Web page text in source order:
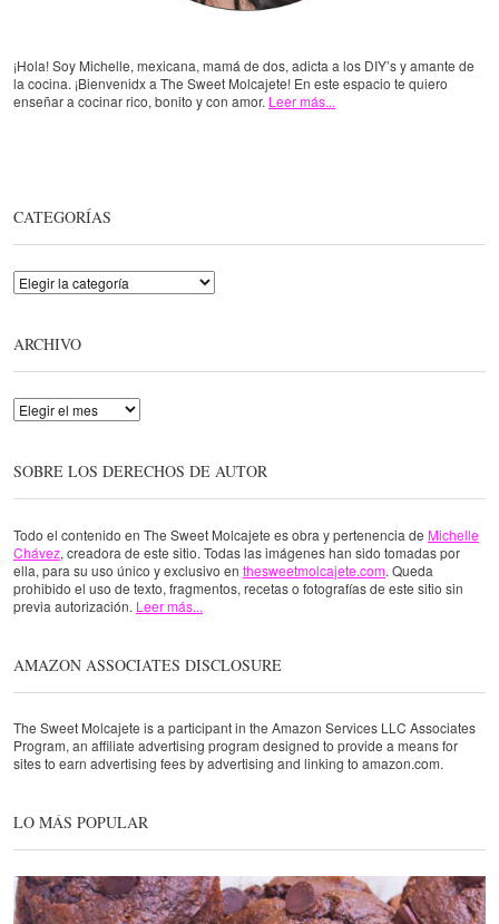
¡Hola! Soy Michelle, mexicana, mamá de dos, adicta a los DIY’s y amante de
la cocina. ¡Bienvenidx a The Sweet Molcajete! En este espacio te quiero
enseñar a cocinar rico, bonito y con amor. Leer más...
CATEGORÍAS
Categorías
ARCHIVO
Archivo
SOBRE LOS DERECHOS DE AUTOR
Todo el contenido en The Sweet Molcajete es obra y pertenencia de Michelle
Chávez, creadora de este sitio. Todas las imágenes han sido tomadas por
ella, para su uso único y exclusivo en thesweetmolcajete.com. Queda
prohibido el uso de texto, fragmentos, recetas o fotografías de este sitio sin
previa autorización. Leer más...
AMAZON ASSOCIATES DISCLOSURE
The Sweet Molcajete is a participant in the Amazon Services LLC Associates
Program, an affiliate advertising program designed to provide a means for
sites to earn advertising fees by advertising and linking to amazon.com.
LO MÁS POPULAR